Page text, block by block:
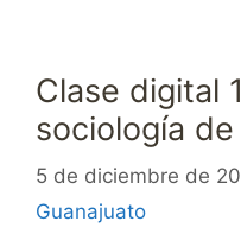
Clase digital
sociología
5 de diciembre de
Guanajuato